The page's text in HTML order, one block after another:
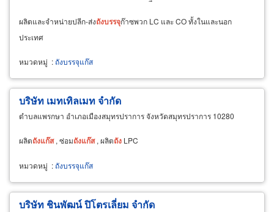
ผลิตและจำหน่ายปลีก-ส่งถังบรรจุก๊าซพวก LC และ CO ทั้งในและนอก
ประเทศ
หมวดหมู่ : ถังบรรจุแก๊ส
บริษัท เมทเทิลเมท จำกัด
ตำบลแพรกษา อำเภอเมืองสมุทรปราการ จังหวัดสมุทรปราการ 10280
ผลิตถังแก๊ส, ซ่อมถังแก๊ส, ผลิตถัง LPC
หมวดหมู่ : ถังบรรจุแก๊ส
บริษัท ชินพัฒน์ ปิโตรเลี่ยม จำกัด